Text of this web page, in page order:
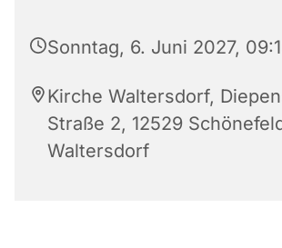
Sonntag, 6. Juni 2027,
Kirche Waltersdorf,
Straße 2, 12529
Waltersdorf